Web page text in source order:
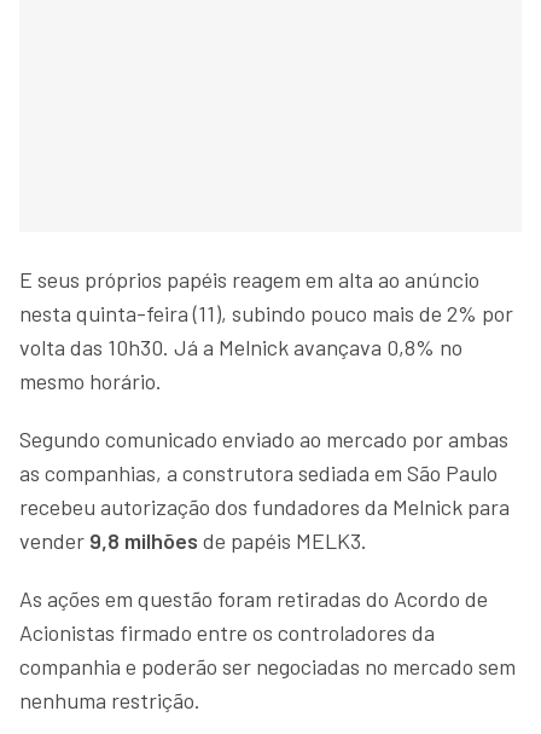
E seus próprios papéis reagem em alta ao anúncio
nesta quinta-feira (11), subindo pouco mais de 2% por
volta das 10h30. Já a Melnick avançava 0,8% no
mesmo horário.
Segundo comunicado enviado ao mercado por ambas
as companhias, a construtora sediada em São Paulo
recebeu autorização dos fundadores da Melnick para
vender 9,8 milhões de papéis MELK3.
As ações em questão foram retiradas do Acordo de
Acionistas firmado entre os controladores da
companhia e poderão ser negociadas no mercado sem
nenhuma restrição.